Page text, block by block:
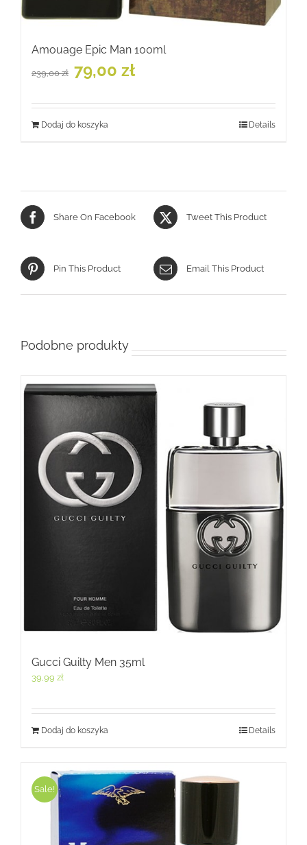
Amouage Epic Man 100ml
239,00zł
Pierwotna
cena
239,00 zł.
79,00 złcena
79,00 zł.
Dodaj do koszyka Details
Share On Facebook Tweet This Product
Pin This Product Email This Product
Podobne produkty
Gucci Guilty Men 35ml
39,99 zł
Dodaj do koszyka Details
Sale!